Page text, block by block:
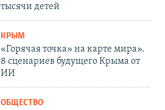
тысячи детей
КРЫМ
«Горячая точка» на карте мира».
8 сценариев будущего Крыма от
ИИ
ОБЩЕСТВО